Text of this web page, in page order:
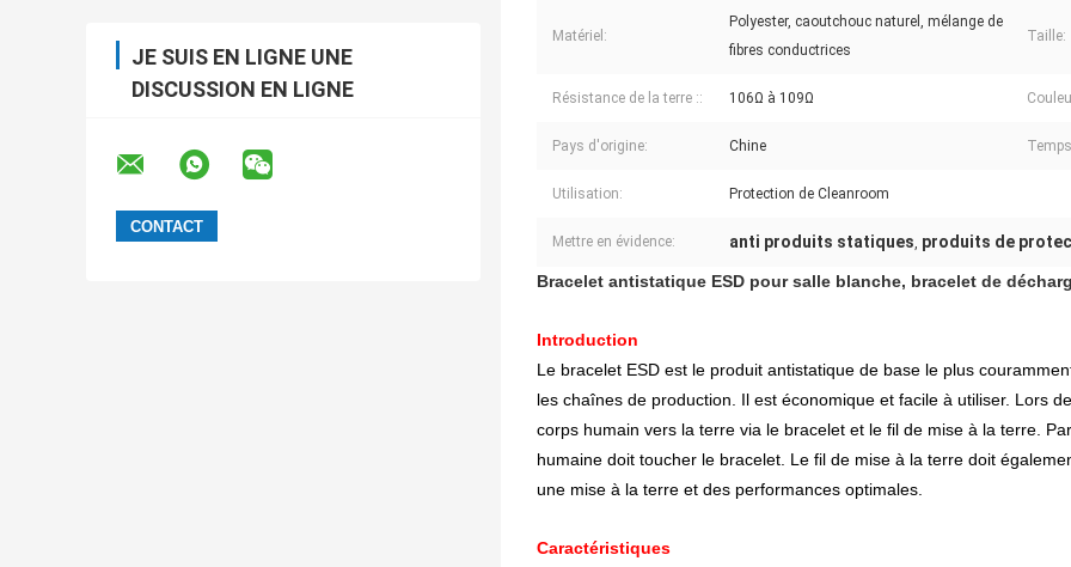
JE SUIS EN LIGNE UNE
DISCUSSION EN LIGNE
Matériel:
Polyester, caoutchouc naturel, mélange de
fibres conductrices
Taille:
Résistance de la terre :: 106Ω à 109Ω
Pays d'origine: Chine
Utilisation: Protection de Cleanroom
Mettre en évidence: anti produits statiques, produits de
Bracelet antistatique ESD pour salle blanche, bracelet de
Introduction
Le bracelet ESD est le produit antistatique de base le plus
les chaînes de production. Il est économique et facile à utiliser. Lors
corps humain vers la terre via le bracelet et le fil de mise à la terre.
humaine doit toucher le bracelet. Le fil de mise à la terre doit
une mise à la terre et des performances optimales.
Caractéristiques